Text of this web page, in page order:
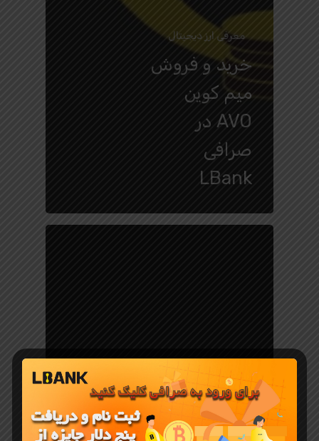
معرفی ارز دیجیتال
خرید و فروش
میم کوین
AVO در
صرافی
LBank